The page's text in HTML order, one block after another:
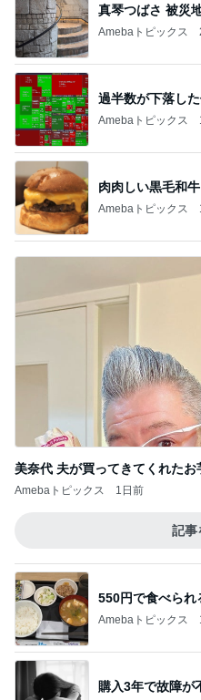
真琴つばさ 被災
Amebaトピックス
過半数が下落し
Amebaトピックス
肉肉しい黒毛和
Amebaトピックス
美奈代 夫が買ってきてくれたお
Amebaトピックス 1日前
記事
550円で食べられ
Amebaトピックス
購入3年で故障が